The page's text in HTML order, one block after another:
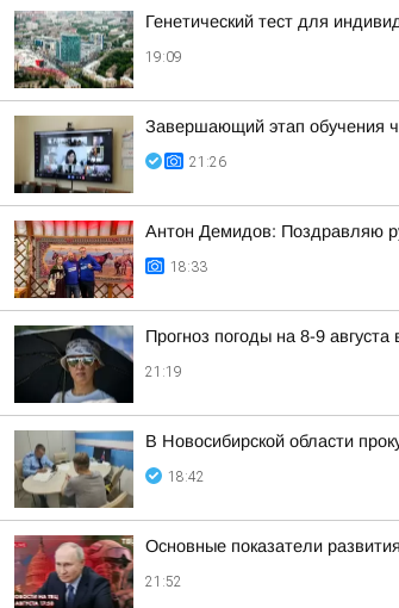
Генетический тест для
19:09
Завершающий этап обучения
21:26
Антон Демидов: Поздравляю
18:33
Прогноз погоды на 8-9
21:19
В Новосибирской области
18:42
Основные показатели
21:52